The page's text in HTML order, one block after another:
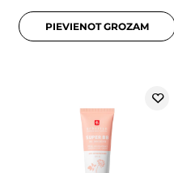
PIEVIENOT GROZAM